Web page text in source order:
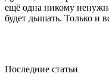
ещё одна никому
будет дышать. Только и
Последние статьи